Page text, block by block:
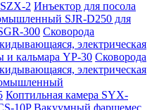
2 Инъектор для посола
SJR-D250 для
300 Сковорода
электрическая
кальмара YP-30 Сковорода
электрическая
Коптильная камера SYX-
10P Вакуумный фаршемес